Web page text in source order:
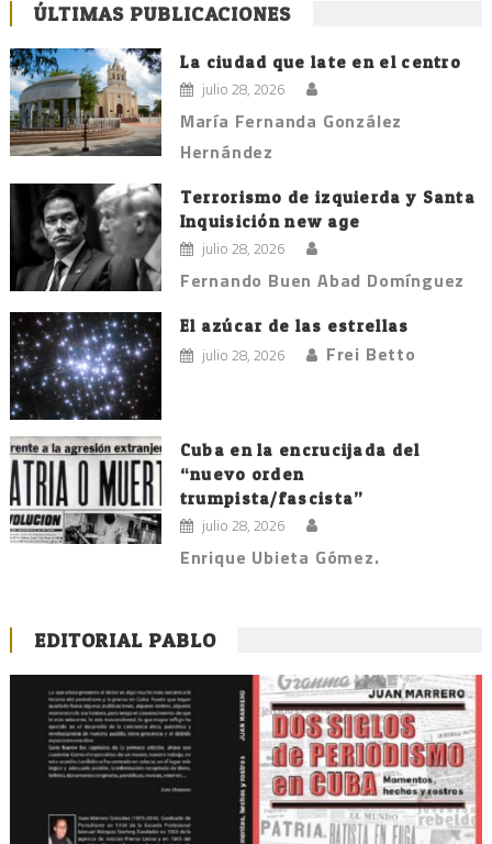
ÚLTIMAS PUBLICACIONES
La ciudad que late en el centro
julio 28, 2026
María Fernanda González
Hernández
Terrorismo de izquierda y Santa
Inquisición new age
julio 28, 2026
Fernando Buen Abad Domínguez
El azúcar de las estrellas
julio 28, 2026 Frei Betto
Cuba en la encrucijada del
“nuevo orden
trumpista/fascista”
julio 28, 2026
Enrique Ubieta Gómez.
EDITORIAL PABLO